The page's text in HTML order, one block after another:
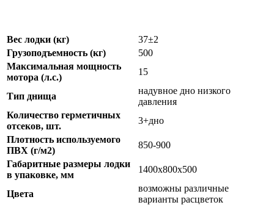
Вес лодки (кг)
37±2
Грузоподъемность (кг)
500
Максимальная мощность
мотора (л.с.)
15
Тип днища
надувное дно низкого
давления
Количество герметичных
отсеков, шт.
3+дно
Плотность используемого
ПВХ (г/м2)
850-900
Габаритные размеры лодки
в упаковке, мм
1400х800х500
Цвета
возможны различные
варианты расцветок